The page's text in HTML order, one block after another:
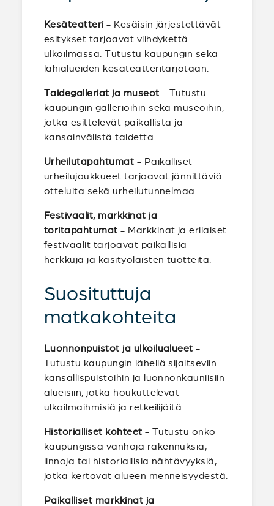
Kesäteatteri - Kesäisin järjestettävät
esitykset tarjoavat viihdykettä
ulkoilmassa. Tutustu kaupungin sekä
lähialueiden kesäteatteritarjotaan.
Taidegalleriat ja museot - Tutustu
kaupungin gallerioihin sekä museoihin,
jotka esittelevät paikallista ja
kansainvälistä taidetta.
Urheilutapahtumat - Paikalliset
urheilujoukkueet tarjoavat jännittäviä
otteluita sekä urheilutunnelmaa.
Festivaalit, markkinat ja
toritapahtumat - Markkinat ja erilaiset
festivaalit tarjoavat paikallisia
herkkuja ja käsityöläisten tuotteita.
Suosituttuja
matkakohteita
Luonnonpuistot ja ulkoilualueet -
Tutustu kaupungin lähellä sijaitseviin
kansallispuistoihin ja luonnonkauniisiin
alueisiin, jotka houkuttelevat
ulkoilmaihmisiä ja retkeilijöitä.
Historialliset kohteet - Tutustu onko
kaupungissa vanhoja rakennuksia,
linnoja tai historiallisia nähtävyyksiä,
jotka kertovat alueen menneisyydestä.
Paikalliset markkinat ja